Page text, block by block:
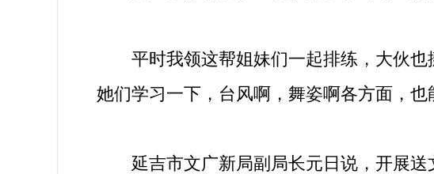
平时我领这帮姐妹们一起排练，大伙也
她们学习一下，台风啊，舞姿啊各方面，也
延吉市文广新局副局长元日说，开展送